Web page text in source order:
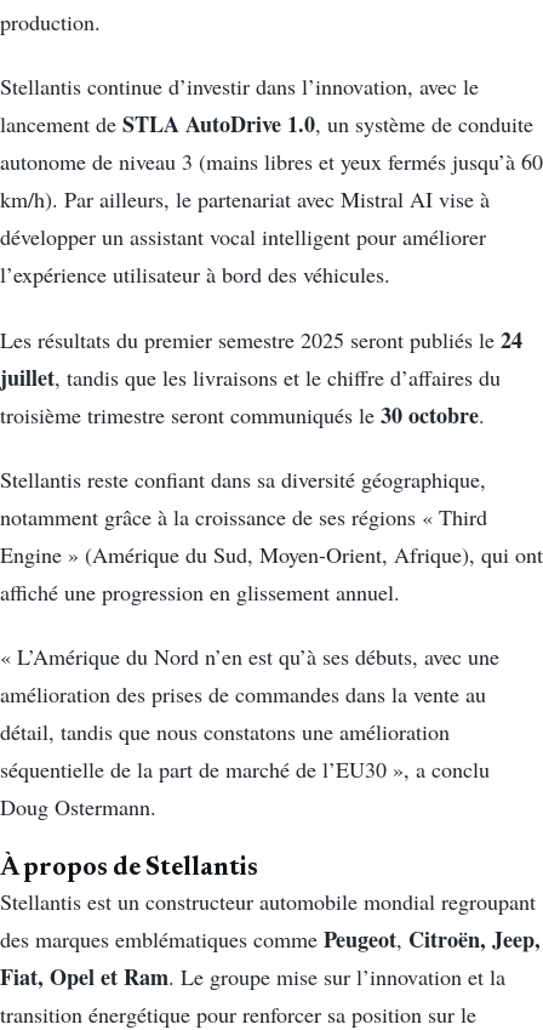
production.
Stellantis continue d’investir dans l’innovation, avec le
lancement de STLAAutoDrive 1.0, un système de conduite
autonome de niveau 3 (mains libres et yeux fermés jusqu’à 60
km/h). Par ailleurs, le partenariat avec Mistral AI vise à
développer un assistant vocal intelligent pour améliorer
l’expérience utilisateur à bord des véhicules.
Les résultats du premier semestre 2025 seront publiés le 24
juillet, tandis que les livraisons et le chiffre d’affaires du
troisième trimestre seront communiqués le 30 octobre.
Stellantis reste confiant dans sa diversité géographique,
notamment grâce à la croissance de ses régions « Third
Engine » (Amérique du Sud, Moyen-Orient, Afrique), qui ont
affiché une progression en glissement annuel.
« L’Amérique du Nord n’en est qu’à ses débuts, avec une
amélioration des prises de commandes dans la vente au
détail, tandis que nous constatons une amélioration
séquentielle de la part de marché de l’EU30 », a conclu
Doug Ostermann.
À propos de Stellantis
Stellantis est un constructeur automobile mondial regroupant
des marques emblématiques comme Peugeot, Citroën, Jeep,
Fiat, Opel et Ram. Le groupe mise sur l’innovation et la
transition énergétique pour renforcer sa position sur le